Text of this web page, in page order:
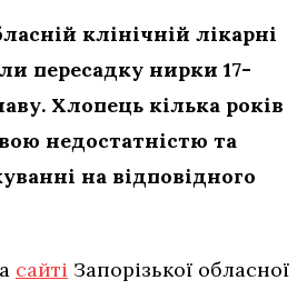
клінічній лікарні
пересадку нирки 17-
Хлопець кілька років
недостатністю та
на відповідного
сайті Запорізької обласної